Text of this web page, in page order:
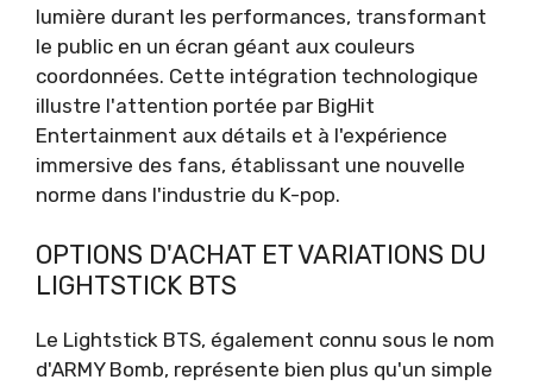
lumière durant les performances, transformant
le public en un écran géant aux couleurs
coordonnées. Cette intégration technologique
illustre l'attention portée par BigHit
Entertainment aux détails et à l'expérience
immersive des fans, établissant une nouvelle
norme dans l'industrie du K-pop.
OPTIONS D'ACHAT ET VARIATIONS DU
LIGHTSTICK BTS
Le Lightstick BTS, également connu sous le nom
d'ARMY Bomb, représente bien plus qu'un simple